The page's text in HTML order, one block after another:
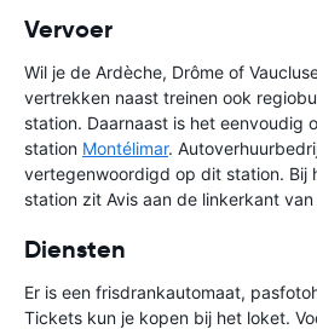
Vervoer
Wil je de Ardèche, Drôme of
vertrekken naast treinen ook
station. Daarnaast is het eenvoudig
station Montélimar.
vertegenwoordigd op dit station. Bij
station zit Avis aan de linkerkant
Diensten
Er is een frisdrankautomaat,
Tickets kun je kopen bij het loket.